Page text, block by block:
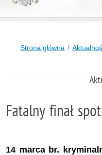
Strona główna
Fatalny finał
14 marca br.